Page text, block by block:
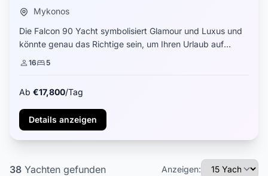
Mykonos
Die Falcon 90 Yacht symbolisiert Glamour und Luxus und
könnte genau das Richtige sein, um Ihren Urlaub auf
16 5
Ab €17,800/Tag
Details anzeigen
38 Yachten gefunden Anzeigen: